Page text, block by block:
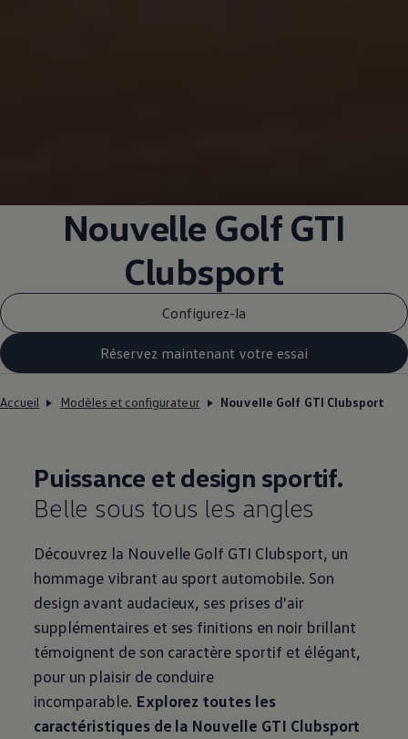
Nouvelle Golf GTI
Clubsport
Configurez-la
Réservez maintenant votre essai
Accueil Modèles et configurateur Nouvelle Golf GTI Clubsport
Puissance et design sportif.
Belle sous tous les angles
Découvrez la Nouvelle Golf GTI Clubsport, un
hommage vibrant au sport automobile. Son
design avant audacieux, ses prises d'air
supplémentaires et ses finitions en noir brillant
témoignent de son caractère sportif et élégant,
pour un plaisir de conduire
incomparable. Explorez toutes les
caractéristiques de la Nouvelle GTI Clubsport